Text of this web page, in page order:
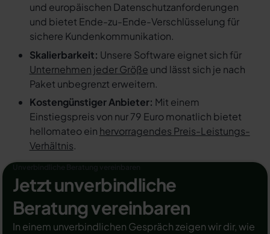
und europäischen Datenschutzanforderungen
und bietet Ende-zu-Ende-Verschlüsselung für
sichere Kundenkommunikation.
Skalierbarkeit: Unsere Software eignet sich für
Unternehmen jeder Größe und lässt sich je nach
Paket unbegrenzt erweitern.
Kostengünstiger Anbieter: Mit einem
Einstiegspreis von nur 79 Euro monatlich bietet
hellomateo ein hervorragendes Preis-Leistungs-
Verhältnis.
Jetzt unverbindliche
Beratung vereinbaren
In einem unverbindlichen Gespräch zeigen wir dir, wie